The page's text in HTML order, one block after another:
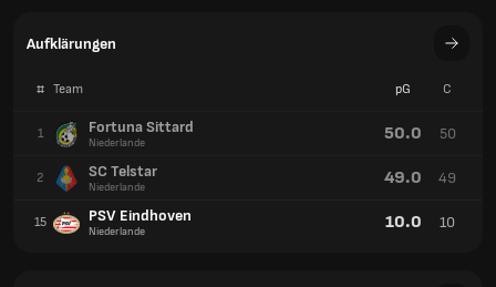
Aufklärungen
# Team pG C
1 Fortuna Sittard
Niederlande 50.0 50
2 SC Telstar
Niederlande 49.0 49
15 PSV Eindhoven
Niederlande 10.0 10